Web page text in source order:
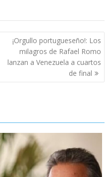
¡Orgullo portugueseño!: Los
milagros de Rafael Romo
lanzan a Venezuela a cuartos
de final